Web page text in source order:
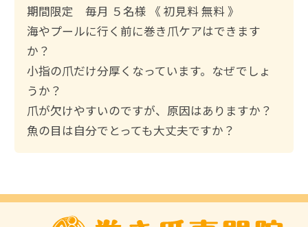
索
:
期間限定 毎月 ５名様 《 初見料 無料 》
海やプールに行く前に巻き爪ケアはできます
か？
小指の爪だけ分厚くなっています。なぜでしょ
うか？
爪が欠けやすいのですが、原因はありますか？
魚の目は自分でとっても大丈夫ですか？